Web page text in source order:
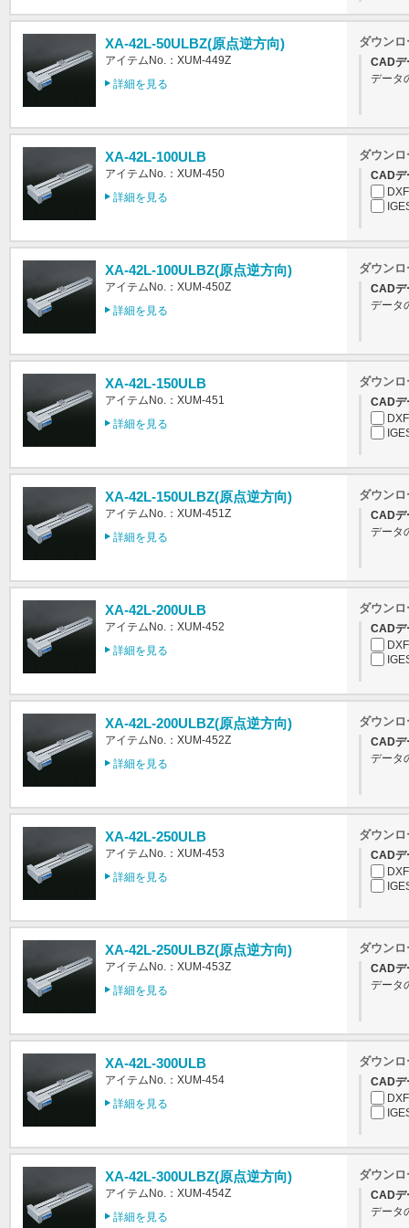
XA-42L-50ULBZ(原点逆方向)
アイテムNo.：XUM-449Z
詳細を見る
ダウンロ
CADデ
データ
XA-42L-100ULB
アイテムNo.：XUM-450
詳細を見る
ダウンロ
CADデ
XA-42L-100ULBZ(原点逆方向)
アイテムNo.：XUM-450Z
詳細を見る
ダウンロ
CADデ
データ
XA-42L-150ULB
アイテムNo.：XUM-451
詳細を見る
ダウンロ
CADデ
XA-42L-150ULBZ(原点逆方向)
アイテムNo.：XUM-451Z
詳細を見る
ダウンロ
CADデ
データ
XA-42L-200ULB
アイテムNo.：XUM-452
詳細を見る
ダウンロ
CADデ
XA-42L-200ULBZ(原点逆方向)
アイテムNo.：XUM-452Z
詳細を見る
ダウンロ
CADデ
データ
XA-42L-250ULB
アイテムNo.：XUM-453
詳細を見る
ダウンロ
CADデ
XA-42L-250ULBZ(原点逆方向)
アイテムNo.：XUM-453Z
詳細を見る
ダウンロ
CADデ
データ
XA-42L-300ULB
アイテムNo.：XUM-454
詳細を見る
ダウンロ
CADデ
XA-42L-300ULBZ(原点逆方向)
アイテムNo.：XUM-454Z
詳細を見る
ダウンロ
CADデ
データ